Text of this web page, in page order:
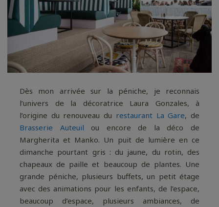
Dès mon arrivée sur la péniche, je reconnais
l’univers de la décoratrice Laura Gonzales, à
l’origine du renouveau du restaurant La Gare, de
Brasserie Auteuil ou encore de la déco de
Margherita et Manko. Un puit de lumière en ce
dimanche pourtant gris : du jaune, du rotin, des
chapeaux de paille et beaucoup de plantes. Une
grande péniche, plusieurs buffets, un petit étage
avec des animations pour les enfants, de l’espace,
beaucoup d’espace, plusieurs ambiances, de